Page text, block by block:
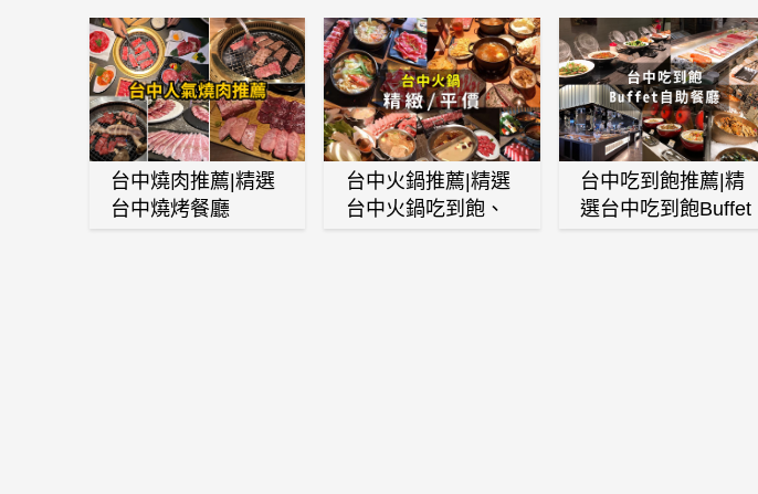
台中燒肉推薦|精選
台中燒烤餐廳
台中火鍋推薦|精選
台中火鍋吃到飽、
台中吃到飽推薦|精
選台中吃到飽Buffet